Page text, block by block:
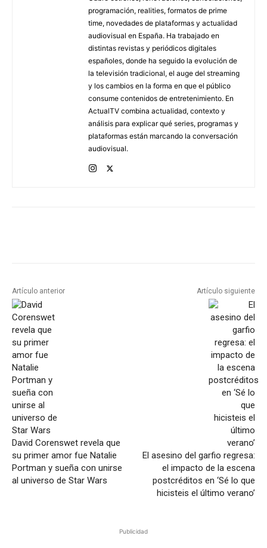
programación, realities, formatos de prime
time, novedades de plataformas y actualidad
audiovisual en España. Ha trabajado en
distintas revistas y periódicos digitales
españoles, donde ha seguido la evolución de
la televisión tradicional, el auge del streaming
y los cambios en la forma en que el público
consume contenidos de entretenimiento. En
ActualTV combina actualidad, contexto y
análisis para explicar qué series, programas y
plataformas están marcando la conversación
audiovisual.
Artículo anterior
David Corenswet revela que
su primer amor fue Natalie
Portman y sueña con unirse
al universo de Star Wars
Artículo siguiente
El asesino del garfio regresa:
el impacto de la escena
postcréditos en ‘Sé lo que
hicisteis el último verano’
Publicidad